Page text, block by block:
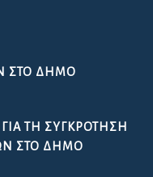
ΣΤΟ ΔΉΜΟ
ΤΗ ΣΥΓΚΡΌΤΗΣΗ
ΣΤΟ ΔΉΜΟ